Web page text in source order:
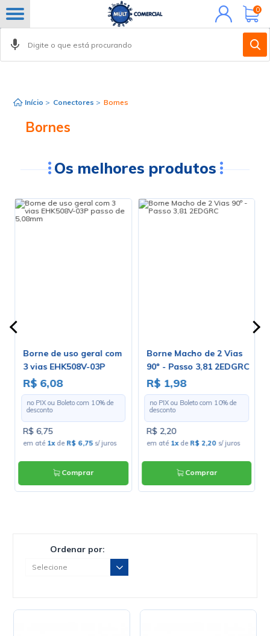
Minha
conta
0
Início > Conectores > Bornes
FILTROS
Bornes
Os melhores produtos
Borne de uso geral com
3 vias EHK508V-03P
passo de 5,08mm
R$ 6,08
no PIX ou Boleto com 10% de
desconto
R$ 6,75
em até 1xde R$ 6,75s/ juros
Comprar
Borne Macho de 2 Vias
90º - Passo 3,81 2EDGRC
R$ 1,98
no PIX ou Boleto com 10% de
desconto
R$ 2,20
em até 1xde R$ 2,20 s/ juros
Comprar
Ordenar por: